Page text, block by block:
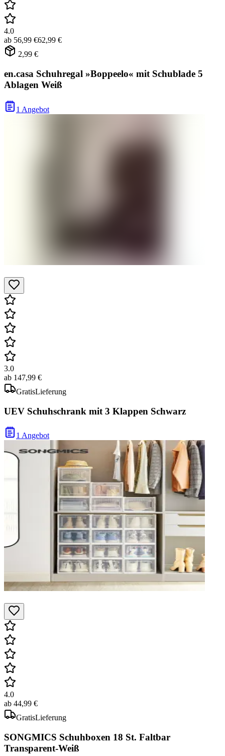
4.0
ab 56,99 €62,99 €
2,99 €
en.casa Schuhregal »Boppeelo« mit Schublade 5
Ablagen Weiß
1 Angebot
3.0
ab 147,99 €
GratisLieferung
UEV Schuhschrank mit 3 Klappen Schwarz
1 Angebot
4.0
ab 44,99 €
GratisLieferung
SONGMICS Schuhboxen 18 St. Faltbar
Transparent-Weiß